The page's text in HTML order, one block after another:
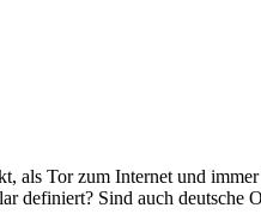
Tor zum Internet und
definiert? Sind auch